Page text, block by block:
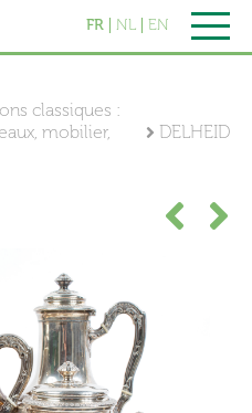
FR NL EN
classiques :
mobilier,
DELHEID